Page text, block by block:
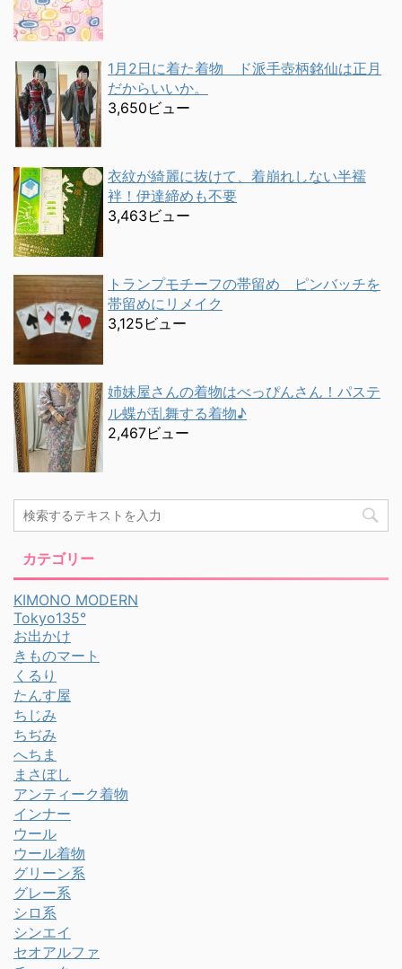
1月2日に着た着物 ド派手壺柄銘仙は正月
だからいいか。
3,650ビュー
衣紋が綺麗に抜けて、着崩れしない半襦
袢！伊達締めも不要
3,463ビュー
トランプモチーフの帯留め ピンバッチを
帯留めにリメイク
3,125ビュー
姉妹屋さんの着物はべっぴんさん！パステ
ル蝶が乱舞する着物♪
2,467ビュー
カテゴリー
KIMONO MODERN
Tokyo135°
お出かけ
きものマート
くるり
たんす屋
ちじみ
ちぢみ
へちま
まさぼし
アンティーク着物
インナー
ウール
ウール着物
グリーン系
グレー系
シロ系
シンエイ
セオアルファ